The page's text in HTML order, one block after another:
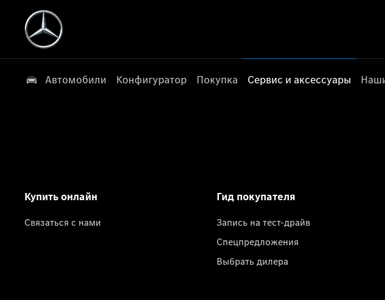
Автомобили Конфигуратор Покупка Сервис и аксессуары
Купить онлайн
Связаться с нами
Гид покупателя
Запись на тест-драйв
Спецпредложения
Выбрать дилера